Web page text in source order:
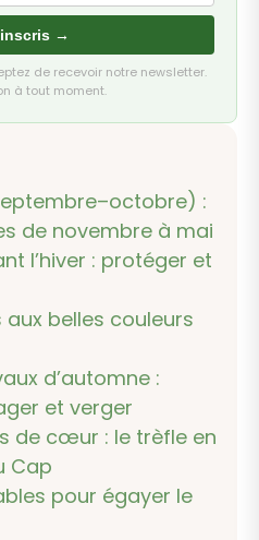
→
de recevoir notre newsletter.
à tout moment.
:
de novembre à mai
l’hiver : protéger et
aux belles couleurs
d’automne :
et verger
de cœur : le trèfle en
Cap
pour égayer le